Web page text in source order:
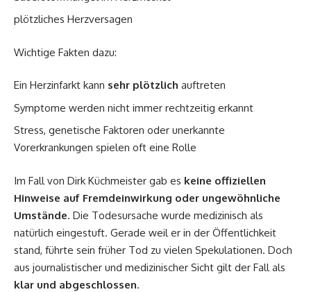
plötzliches Herzversagen
Wichtige Fakten dazu:
Ein Herzinfarkt kann sehr plötzlich auftreten
Symptome werden nicht immer rechtzeitig erkannt
Stress, genetische Faktoren oder unerkannte
Vorerkrankungen spielen oft eine Rolle
Im Fall von Dirk Küchmeister gab es keine offiziellen
Hinweise auf Fremdeinwirkung oder ungewöhnliche
Umstände. Die Todesursache wurde medizinisch als
natürlich eingestuft. Gerade weil er in der Öffentlichkeit
stand, führte sein früher Tod zu vielen Spekulationen. Doch
aus journalistischer und medizinischer Sicht gilt der Fall als
klar und abgeschlossen.